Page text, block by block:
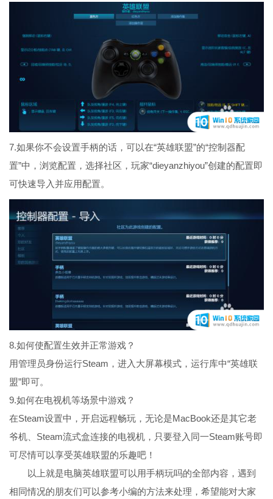
7.如果你不会设置手柄的话，可以在“英雄联盟”的“控制器配
置”中，浏览配置，选择社区，玩家“dieyanzhiyou”创建的配置即
可快速导入并应用配置。
8.如何使配置生效并正常游戏？
用管理员身份运行Steam，进入大屏幕模式，运行库中“英雄联
盟”即可。
9.如何在电视机等场景中游戏？
在Steam设置中，开启远程畅玩，无论是MacBook还是其它老
爷机、Steam流式盒连接的电视机，只要登入同一Steam账号即
可尽情可以享受英雄联盟的乐趣吧！
以上就是电脑英雄联盟可以用手柄玩吗的全部内容，遇到
相同情况的朋友们可以参考小编的方法来处理，希望能对大家